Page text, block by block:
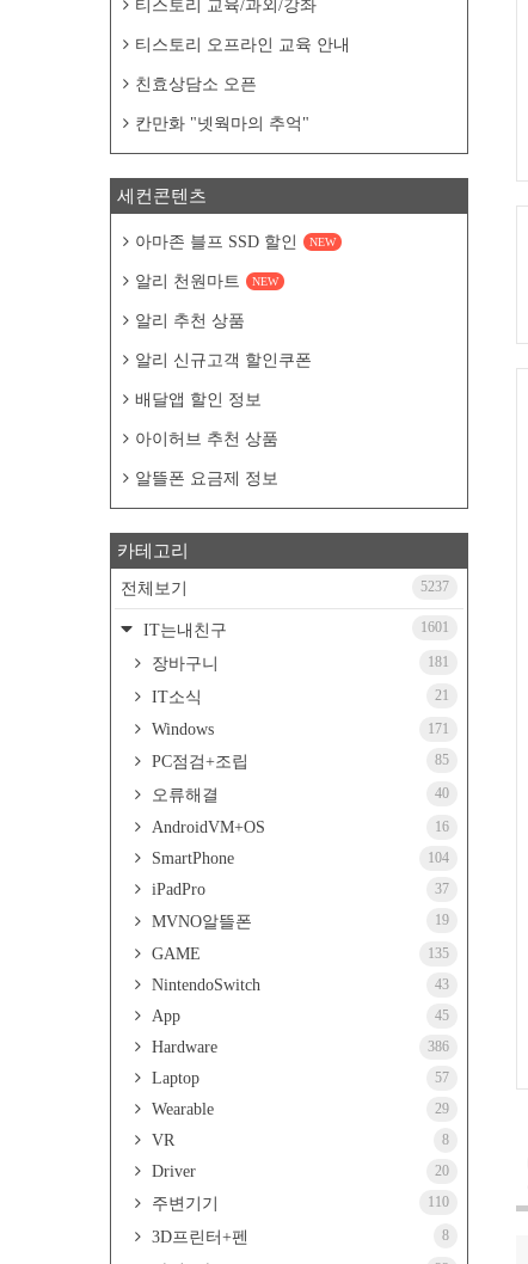
티스토리 교육/과외/강좌
티스토리 오프라인 교육 안내
친효상담소 오픈
칸만화 "넷웍마의 추억"
세컨콘텐츠
아마존 블프 SSD 할인 NEW
알리 천원마트 NEW
알리 추천 상품
알리 신규고객 할인쿠폰
배달앱 할인 정보
아이허브 추천 상품
알뜰폰 요금제 정보
카테고리
전체보기 5237
IT는내친구 1601
장바구니 181
IT소식 21
Windows 171
PC점검+조립 85
오류해결 40
AndroidVM+OS 16
SmartPhone 104
iPadPro 37
MVNO알뜰폰 19
GAME 135
NintendoSwitch 43
App 45
Hardware 386
Laptop 57
Wearable 29
VR 8
Driver 20
주변기기 110
3D프린터+펜 8